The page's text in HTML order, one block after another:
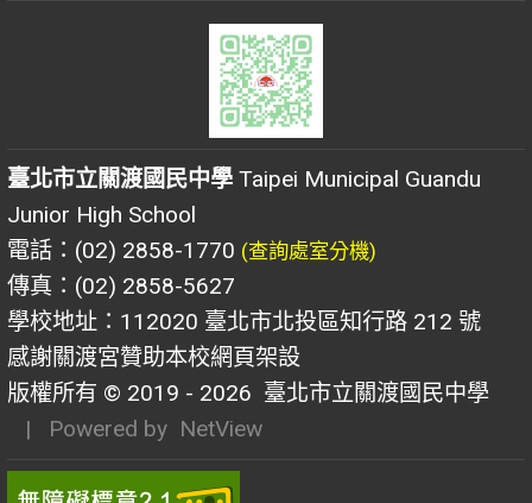
臺北市立關渡國民中學 Taipei Municipal Guandu
Junior High School
電話：(02) 2858-1770 (查詢處室分機)
傳真：(02) 2858-5627
學校地址：112020 臺北市北投區知行路 212 號
感謝關渡宮贊助本校網頁架設
版權所有 © 2019 - 2026 臺北市立關渡國民中學
| Powered by NetView